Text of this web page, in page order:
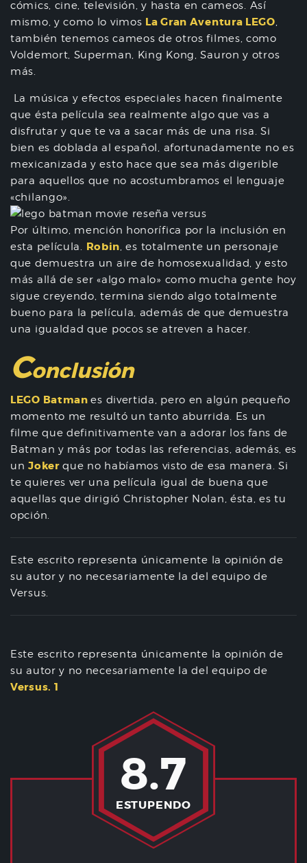
cómics, cine, televisión, y hasta en cameos. Así
mismo, y como lo vimos La Gran Aventura LEGO,
también tenemos cameos de otros filmes, como
Voldemort, Superman, King Kong, Sauron y otros
más.
La música y efectos especiales hacen finalmente
que ésta película sea realmente algo que vas a
disfrutar y que te va a sacar más de una risa. Si
bien es doblada al español, afortunadamente no es
mexicanizada y esto hace que sea más digerible
para aquellos que no acostumbramos el lenguaje
«chilango».
Por último, mención honorífica por la inclusión en
esta película. Robin, es totalmente un personaje
que demuestra un aire de homosexualidad, y esto
más allá de ser «algo malo» como mucha gente hoy
sigue creyendo, termina siendo algo totalmente
bueno para la película, además de que demuestra
una igualdad que pocos se atreven a hacer.
Conclusión
LEGO Batmanes divertida, pero en algún pequeño
momento me resultó un tanto aburrida. Es un
filme que definitivamente van a adorar los fans de
Batman y más por todas las referencias, además, es
unJokerque no habíamos visto de esa manera. Si
te quieres ver una película igual de buena que
aquellas que dirigió Christopher Nolan, ésta, es tu
opción.
Este escrito representa únicamente la opinión de
su autor y no necesariamente la del equipo de
Versus.
Este escrito representa únicamente la opinión de
su autor y no necesariamente la del equipo de
Versus. 1
8.7
ESTUPENDO